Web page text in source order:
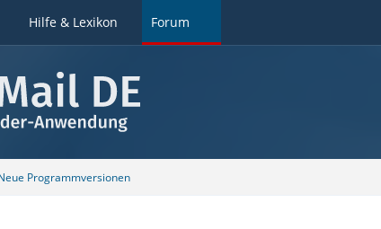
Hilfe & Lexikon Forum
Programmversionen